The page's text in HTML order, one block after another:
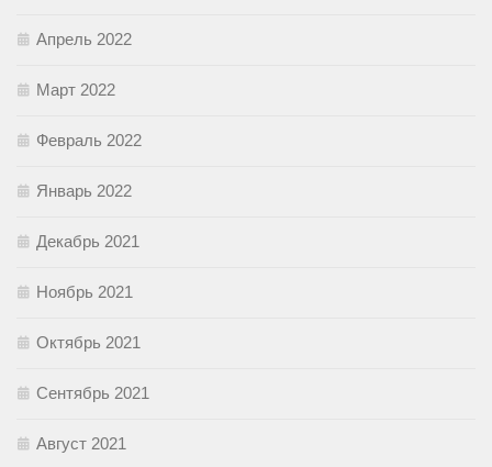
Апрель 2022
Март 2022
Февраль 2022
Январь 2022
Декабрь 2021
Ноябрь 2021
Октябрь 2021
Сентябрь 2021
Август 2021